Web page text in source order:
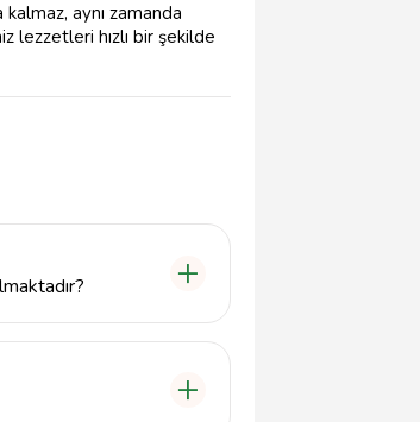
aynı zamanda
lezzetleri hızlı bir şekilde